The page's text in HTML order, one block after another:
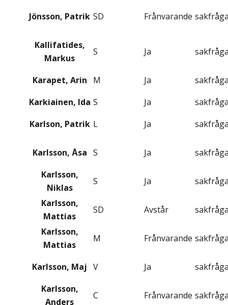
Jönsson, Patrik SD Frånvarande
Kallifatides,
Markus
S Ja
Karapet, Arin M Ja
Karkiainen, Ida S Ja
Karlson, Patrik L Ja
Karlsson, Åsa S Ja
Karlsson,
Niklas
S Ja
Karlsson,
Mattias
SD Avstår
Karlsson,
Mattias
M Frånvarande
Karlsson, Maj V Ja
Karlsson,
Anders
C Frånvarande